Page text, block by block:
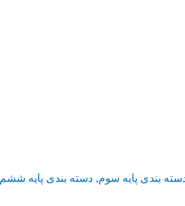
بندی پایه سوم, دسته بندی پایه ششم